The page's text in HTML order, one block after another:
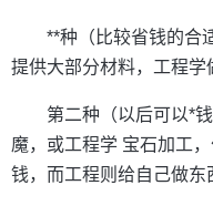
**种（比较省钱的合
提供大部分材料，工程学
第二种（以后可以*
魔，或工程学 宝石加工
钱，而工程则给自己做